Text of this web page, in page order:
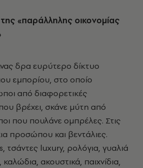
«παράλληλης οικονομίας
δρα ευρύτερο δίκτυο
εμπορίου, στο οποίο
από διαφορετικές
βρέχει, σκάνε μύτη από
που πουλάνε ομπρέλες. Στις
προσώπου και βεντάλιες.
τσάντες luxury, ρολόγια, γυαλιά
ακουστικά, παιχνίδια,